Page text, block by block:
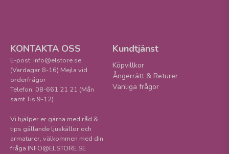
KONTAKTA OSS
E-post: info@elstore.se
(Vardagar 8-16) Mejla vid
orderfrågor
Telefon: 08-661 21 21 (Mån
samt Tis 9-12)
Vi hjälper er gärna med råd &
tips gällande ljuskällor och
armaturer, välkommen med din
fråga INFO@ELSTORE.SE
Kundtjänst
Köpvillkor
Ångerrätt & Returer
Vanliga frågor